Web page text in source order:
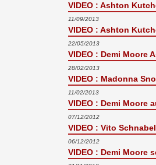
VIDEO : Ashton
11/09/2013
VIDEO : Ashton
22/05/2013
VIDEO : Demi Moore
28/02/2013
VIDEO : Madonna
11/02/2013
VIDEO : Demi Moore
07/12/2012
VIDEO : Vito
06/12/2012
VIDEO : Demi Moore